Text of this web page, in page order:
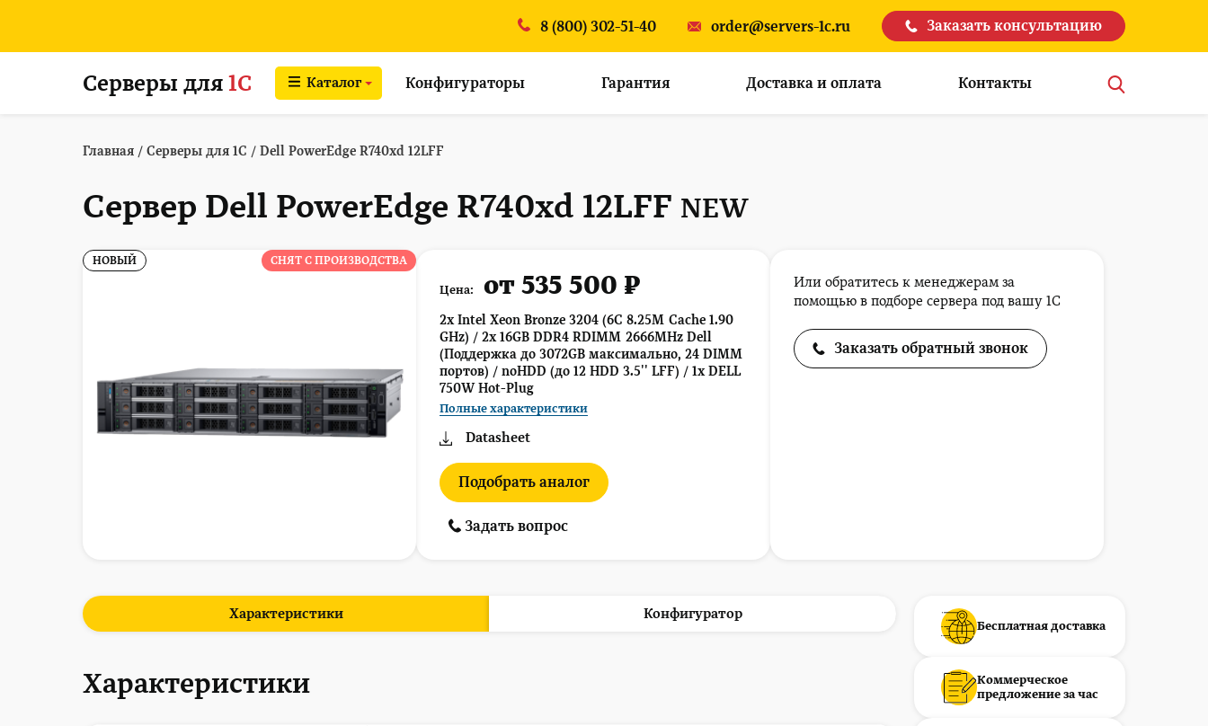
8 (800) 302-51-40 order@servers-1c.ru Заказать консультацию
Серверы для 1С Каталог Конфигураторы Гарантия Доставка и оплата Контакты
Главная / Серверы для 1С / Dell PowerEdge R740xd 12LFF
Сервер Dell PowerEdge R740xd 12LFF NEW
НОВЫЙ СНЯТ С ПРОИЗВОДСТВА
Цена: от 535 500 ₽
2x Intel Xeon Bronze 3204 (6C 8.25M Cache 1.90
GHz) / 2x 16GB DDR4 RDIMM 2666MHz Dell
(Поддержка до 3072GB максимально, 24 DIMM
портов) / noHDD (до 12 HDD 3.5'' LFF) / 1x DELL
750W Hot-Plug
Полные характеристики
Datasheet
Подобрать аналог
Задать вопрос
Или обратитесь к менеджерам за
помощью в подборе сервера под вашу 1С
Заказать обратный звонок
Бесплатная доставка
Коммерческое
предложение за час
Характеристики Конфигуратор
Характеристики